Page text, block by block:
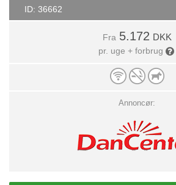
ID: 36662
Fra 5.172 DKK
pr. uge + forbrug
Annoncør: